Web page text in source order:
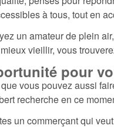
à tous, tout en
un amateur de plein
vieillir, vous
pour
vous pouvez aussi
recherche en ce
un commerçant qui